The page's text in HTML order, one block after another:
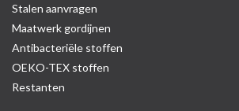
Stalen aanvragen
Maatwerk gordijnen
Antibacteriële stoffen
OEKO-TEX stoffen
Restanten